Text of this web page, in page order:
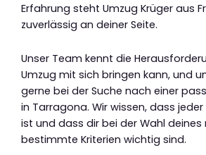
Erfahrung steht Umzug Krüger aus
zuverlässig an deiner Seite.
Unser Team kennt die
Umzug mit sich bringen kann, und
gerne bei der Suche nach einer
in Tarragona. Wir wissen, dass
ist und dass dir bei der Wahl deines
bestimmte Kriterien wichtig sind.